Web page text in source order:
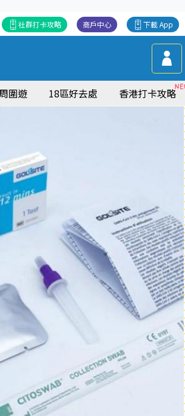
下載 App
商戶中心
社群打卡攻略
圍遊 18區好去處 香港打卡攻略